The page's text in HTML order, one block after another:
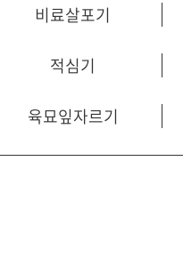
비료살포기
적심기
육묘잎자르기